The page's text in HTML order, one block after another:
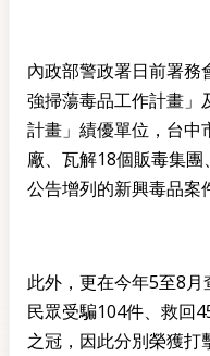
內政部警政署日前署務
強掃蕩毒品工作計畫」
計畫」績優單位，台中
廠、瓦解18個販毒集
公告增列的新興毒品案
此外，更在今年5至8
民眾受騙104件、救回
之冠，因此分別榮獲